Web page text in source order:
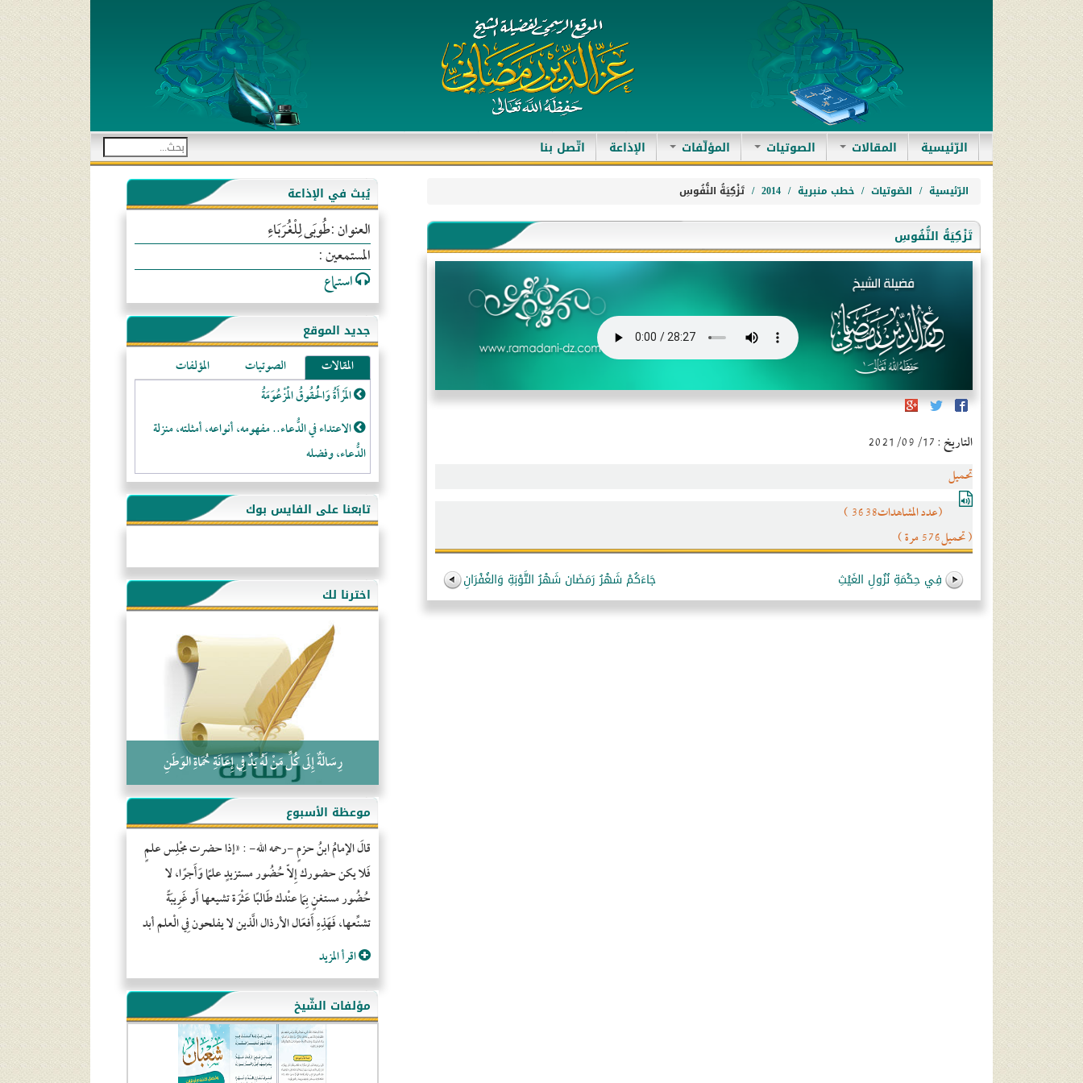
الرّئيسية(current) المقالات الصوتيات المؤلّفات الإذاعة اتّصل بنا
الرّئيسية الصّوتيات خطب منبرية 2014 تَزْكِيَةُ النُّفُوسِ
تَزْكِيَةُ النُّفُوسِ
التاريخ : 2021/09/17
تحميل
(عدد المشاهدات3638 )
( تحميل576 مرة )
فِي حِكْمَةِ نُزُولِ الغَيْثِ جَاءَكُمْ شَهْرُ رَمَضَان شَهْرُ التَّوْبَةِ وَالغُفْرَانِ
يُبث في الإذاعة
العنوان :طُوبَى لِلْغُرَبَاءِ
المستمعين :
استماع
جديد الموقع
المقالات الصوتيات
المؤلفات
المَرْأَةُ وَالْحُقُوقُ الْمَزْعُوَمَةُ
الاعتداء في الدُّعاء.. مفهومه، أنواعه، أمثلته، منزلة
الدُّعاء، وفضله
لا تتَّبعوا عورات الـمسلمين
فقه النَّصيحة عند الصَّحابة الكرام رضي الله عنهم
هذه سبيلنا فماذا تنقمون؟!
أُسُـسُ بَـيْـتِ الـمُسْـلِمِ
التَّعْلِيمُ القُرْآنِي
كلمة إلى إخواني السلفيين في الجزائر
تابعنا على الفايس بوك
اخترنا لك
رِسَالَةٌ إِلَى كُلِّ مَنْ لَهُ يَدٌ فِي إِعَانَةِ حُمَاةِ الوَطَنِ
موعظة الأسبوع
قالَ الإمامُ ابنُ حزمٍ -رحمه الله- : «إذا حضرت مجْلِس علمٍ
فَلا يكن حضورك إِلاّ حُضُور مستزيدٍ علمًا وَأَجرًا، لا
حُضُور مستغنٍ بِمَا عنْدك طَالبًا عَثْرَة تشيعها أَو غَرِيبَةً
تشنِّعها، فَهَذِهِ أَفعَال الأرذال الَّذين لا يفلحون فِي الْعلم أبد
اقرأ المزيد
مؤلفات الشّيخ